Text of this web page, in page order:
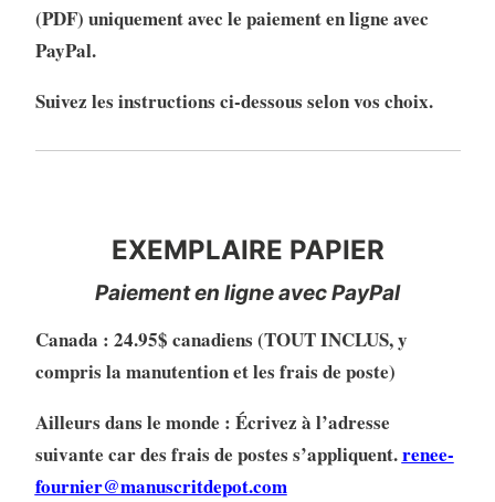
(PDF) uniquement avec le paiement en ligne avec
PayPal.
Suivez les instructions ci-dessous selon vos choix.
EXEMPLAIRE PAPIER
Paiement en ligne avec PayPal
Canada : 24.95$ canadiens (TOUT INCLUS, y
compris la manutention et les frais de poste)
Ailleurs dans le monde : Écrivez à l’adresse
suivante car des frais de postes s’appliquent.renee-
fournier@manuscritdepot.com